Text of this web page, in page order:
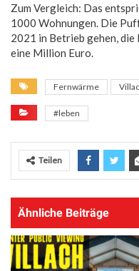
Zum Vergleich: Das
1000 Wohnungen. Die
2021 in Betrieb gehen,
eine Million Euro.
Fernwärme
#leben
Teilen
Ähnliche Beiträge